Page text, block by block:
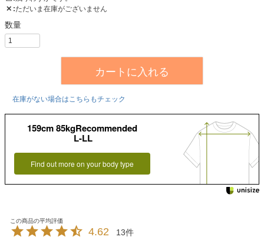
✕ ただいま在庫がございません
カートに入れる
在庫がない場合はこちらもチェック
159cm 85kgRecommended
L-LL
Find out more on your body type
4.62 13